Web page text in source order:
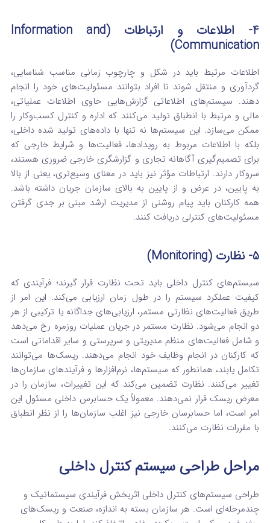
4- اطلاعات و ارتباطات (Information and
Communication)
اطلاعات مرتبط باید در شکل و چارچوب زمانی مناسب شناسایی،
گردآوری و منتقل شوند تا افراد بتوانند مسئولیت‌های خود را انجام
دهند. سیستم‌های اطلاعاتی گزارش‌هایی حاوی اطلاعات عملیاتی،
مالی و مرتبط با انطباق تولید می‌کنند که اداره و کنترل کسب‌وکار را
ممکن می‌سازد. این سیستم‌ها نه تنها با داده‌های تولید شده داخلی،
بلکه با اطلاعات مربوط به رویدادها، فعالیت‌ها و شرایط خارجی که
برای تصمیم‌گیری آگاهانه تجاری و گزارشگری خارجی ضروری هستند،
سروکار دارند. ارتباطات مؤثر نیز باید در معنای وسیع‌تری، یعنی از بالا
به پایین، در عرض و از پایین به بالای سازمان جریان داشته باشد.
همه کارکنان باید پیام روشنی از مدیریت ارشد مبنی بر جدی گرفتن
مسئولیت‌های کنترلی دریافت کنند.
5- نظارت (Monitoring)
سیستم‌های کنترل داخلی باید تحت نظارت قرار گیرند؛ فرآیندی که
کیفیت عملکرد سیستم را در طول زمان ارزیابی می‌کند. این امر از
طریق فعالیت‌های نظارتی مستمر، ارزیابی‌های جداگانه یا ترکیبی از هر
دو انجام می‌شود. نظارت مستمر در جریان عملیات روزمره رخ می‌دهد
و شامل فعالیت‌های منظم مدیریتی و سرپرستی و سایر اقداماتی است
که کارکنان در انجام وظایف خود انجام می‌دهند. ریسک‌ها می‌توانند
تکامل یابند، همانطور که سیستم‌ها، نرم‌افزارها و فرآیندهای سازمان‌ها
تغییر می‌کنند. نظارت تضمین می‌کند که این تغییرات، سازمان را در
معرض ریسک قرار نمی‌دهند. معمولاً یک حسابرس داخلی مسئول این
امر است، اما حسابرسان خارجی نیز اغلب سازمان‌ها را از نظر انطباق
با مقررات نظارت می‌کنند.
مراحل طراحی سیستم کنترل داخلی
طراحی سیستم‌های کنترل داخلی اثربخش فرآیندی سیستماتیک و
چندمرحله‌ای است. هر سازمان بسته به اندازه، صنعت و ریسک‌های